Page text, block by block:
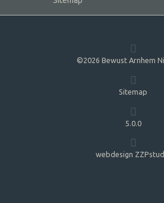
©2026 Bewust Arnhem
Sitemap
5.0.0
webdesign